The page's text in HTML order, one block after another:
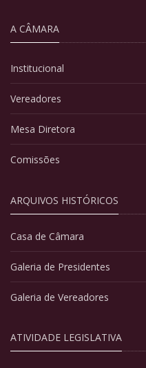
A CÂMARA
Institucional
Vereadores
Mesa Diretora
Comissões
ARQUIVOS HISTÓRICOS
Casa de Câmara
Galeria de Presidentes
Galeria de Vereadores
ATIVIDADE LEGISLATIVA